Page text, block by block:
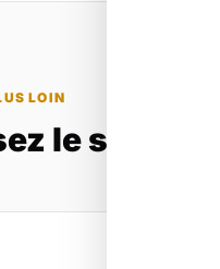
LOIN
le sujet